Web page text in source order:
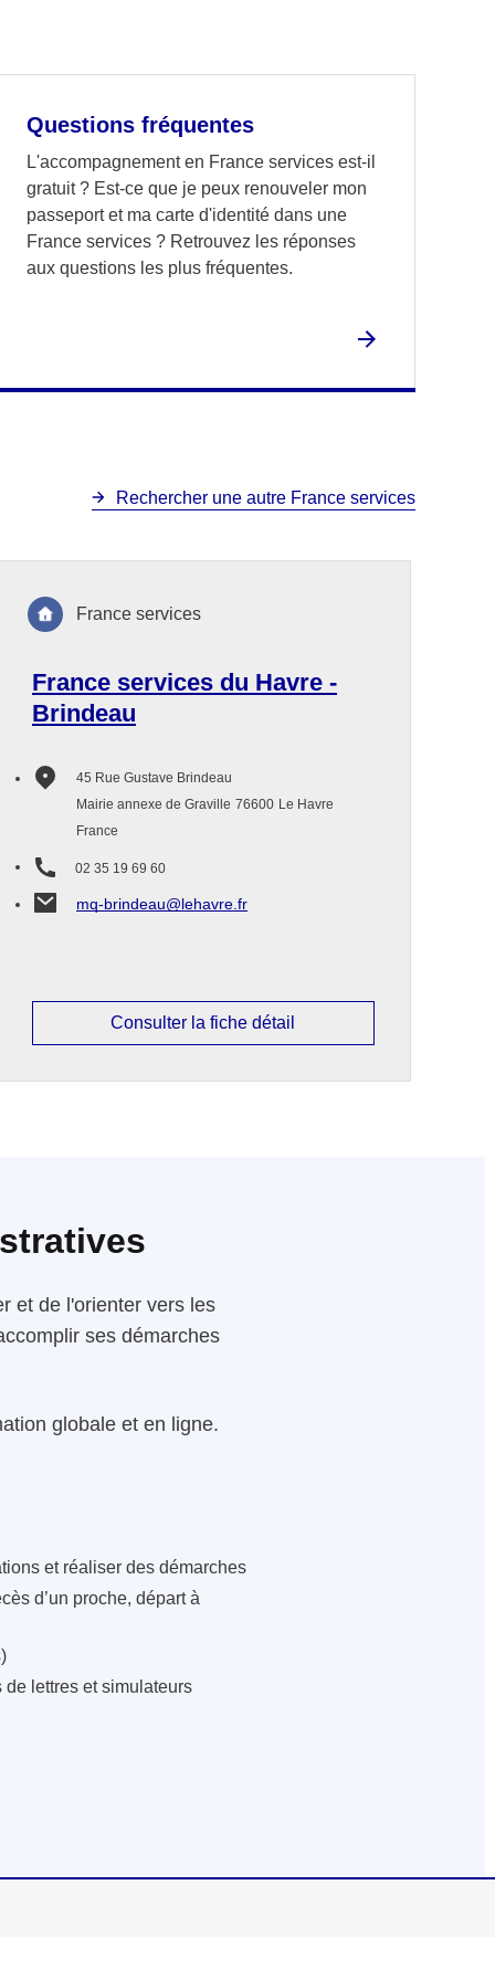
Questions fréquentes
L'accompagnement en France services est-il
gratuit ? Est-ce que je peux renouveler mon
passeport et ma carte d'identité dans une
France services ? Retrouvez les réponses
aux questions les plus fréquentes.
Rechercher une autre France services
France services du Havre -
Brindeau
45 Rue Gustave Brindeau
Mairie annexe de Graville 76600 Le Havre
France
02 35 19 69 60
mq-brindeau@lehavre.fr
France services
Consulter la fiche détail
et de l'orienter vers les
ses démarches
globale et en ligne.
et réaliser des démarches
d’un proche, départ à
lettres et simulateurs